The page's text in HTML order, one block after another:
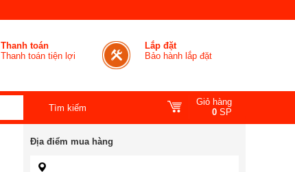
Thanh toán
Thanh toán tiện lợi
Lắp đặt
Bảo hành lắp đặt
Giỏ hàng
0 SP
Địa điểm mua hàng